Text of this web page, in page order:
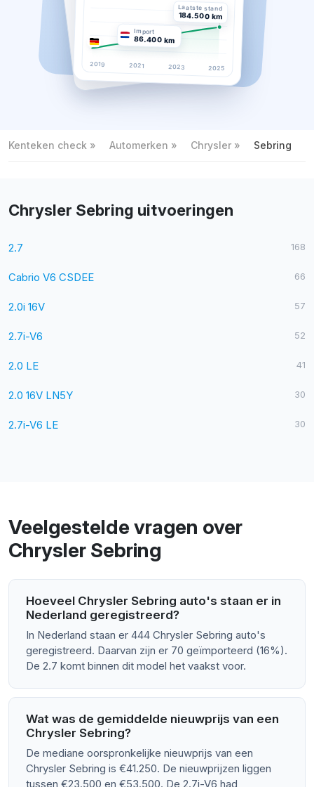
Laatste stand
184.500 km
Import
86.400 km
2019 2021 2023 2025
Kenteken check Automerken Chrysler Sebring
Chrysler Sebring uitvoeringen
2.7 168
Cabrio V6 CSDEE 66
2.0i 16V 57
2.7i-V6 52
2.0 LE 41
2.0 16V LN5Y 30
2.7i-V6 LE 30
Veelgestelde vragen over
Chrysler Sebring
Hoeveel Chrysler Sebring auto's staan er in
Nederland geregistreerd?
In Nederland staan er 444 Chrysler Sebring auto's
geregistreerd. Daarvan zijn er 70 geïmporteerd (16%).
De 2.7 komt binnen dit model het vaakst voor.
Wat was de gemiddelde nieuwprijs van een
Chrysler Sebring?
De mediane oorspronkelijke nieuwprijs van een
Chrysler Sebring is €41.250. De nieuwprijzen liggen
tussen €23.500 en €53.500. De 2.7i-V6 had